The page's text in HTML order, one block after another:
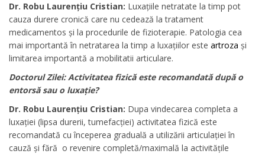
Dr. Robu Laurențiu Cristian: Luxațiile netratate la timp pot
cauza durere cronică care nu cedează la tratament
medicamentos și la procedurile de fizioterapie. Patologia cea
mai importantă în netratarea la timp a luxațiilor este artroza și
limitarea importantă a mobilitatii articulare.
Doctorul Zilei: Activitatea fizică este recomandată după o
entorsă sau o luxație?
Dr. Robu Laurențiu Cristian: Dupa vindecarea completa a
luxației (lipsa durerii, tumefacției) activitatea fizică este
recomandată cu începerea graduală a utilizării articulației în
cauză și fără o revenire completă/maximală la activitățile